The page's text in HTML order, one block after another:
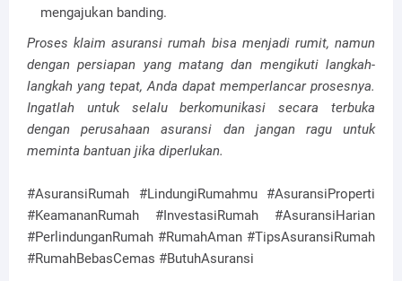
mengajukan banding.
Proses klaim asuransi rumah bisa menjadi rumit, namun
dengan persiapan yang matang dan mengikuti langkah-
langkah yang tepat, Anda dapat memperlancar prosesnya.
Ingatlah untuk selalu berkomunikasi secara terbuka
dengan perusahaan asuransi dan jangan ragu untuk
meminta bantuan jika diperlukan.
#AsuransiRumah #LindungiRumahmu #AsuransiProperti
#KeamananRumah #InvestasiRumah #AsuransiHarian
#PerlindunganRumah #RumahAman #TipsAsuransiRumah
#RumahBebasCemas #ButuhAsuransi